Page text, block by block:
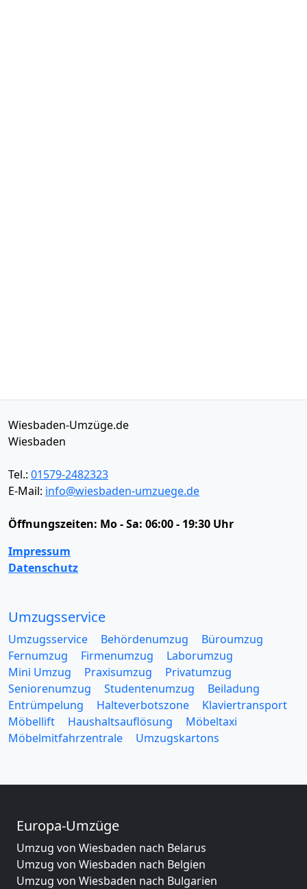
Wiesbaden-Umzüge.de
Wiesbaden
Tel.: 01579-2482323
E-Mail: info@wiesbaden-umzuege.de
Öffnungszeiten: Mo - Sa: 06:00 - 19:30 Uhr
Impressum
Datenschutz
Umzugsservice
Umzugsservice Behördenumzug
Büroumzug
Fernumzug
Firmenumzug
Laborumzug
Mini Umzug
Praxisumzug
Privatumzug
Seniorenumzug
Studentenumzug
Beiladung
Entrümpelung
Halteverbotszone
Klaviertransport
Möbellift
Haushaltsauflösung
Möbeltaxi
Möbelmitfahrzentrale
Umzugskartons
Europa-Umzüge
Umzug von Wiesbaden nach Belarus
Umzug von Wiesbaden nach Belgien
Umzug von Wiesbaden nach Bulgarien